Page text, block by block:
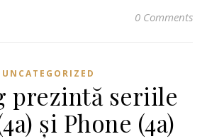
0 Comments
UNCATEGORIZED
prezintă seriile
și Phone (4a)